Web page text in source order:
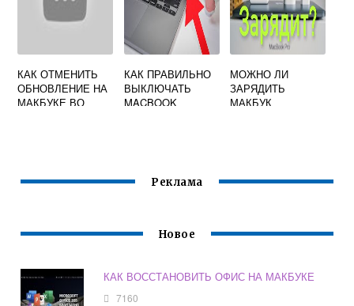
КАК ОТМЕНИТЬ
ОБНОВЛЕНИЕ НА
МАКБУКЕ ВО
КАК ПРАВИЛЬНО
ВЫКЛЮЧАТЬ
MACBOOK
МОЖНО ЛИ
ЗАРЯДИТЬ
МАКБУК
Реклама
Новое
КАК ВОССТАНОВИТЬ ОФИС НА МАКБУКЕ
7160